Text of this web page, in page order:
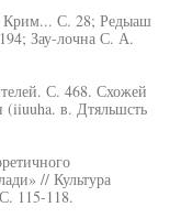
Крим... С. 28; Редыаш
Зау-лочна С. А.
С. 468. Схожей
в. Дтяльшсть
// Культура
115-118.